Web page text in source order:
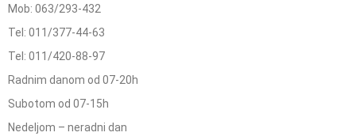
Mob: 063/293-432
Tel: 011/377-44-63
Tel: 011/420-88-97
Radnim danom od 07-20h
Subotom od 07-15h
Nedeljom – neradni dan